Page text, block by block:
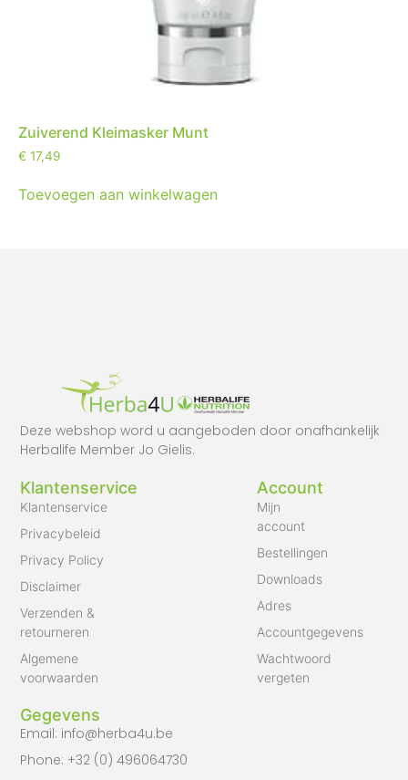
Zuiverend Kleimasker Munt
€ 17,49
Toevoegen aan winkelwagen
Deze webshop word u aangeboden door onafhankelijk
Herbalife Member Jo Gielis.
Klantenservice
Klantenservice
Privacybeleid
Privacy Policy
Disclaimer
Verzenden &
retourneren
Algemene
voorwaarden
Account
Mijn
account
Bestellingen
Downloads
Adres
Accountgegevens
Wachtwoord
vergeten
Gegevens
Email: info@herba4u.be
Phone: +32 (0) 496064730